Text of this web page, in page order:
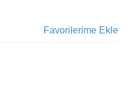
Favorilerime Ekle